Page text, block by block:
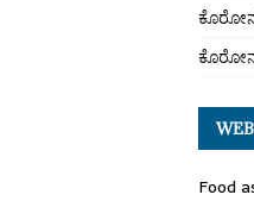
Food